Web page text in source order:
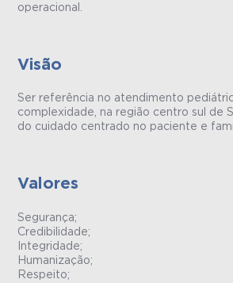
operacional.
Visão
Ser referência no atendimento
complexidade, na região centro sul de
do cuidado centrado no paciente e
Valores
Segurança;
Credibilidade;
Integridade;
Humanização;
Respeito;